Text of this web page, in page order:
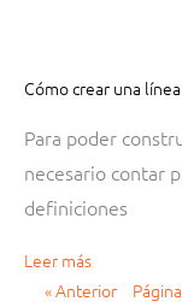
Cómo crear una
Para poder
necesario contar
definiciones
Leer más
« Anterior
Página